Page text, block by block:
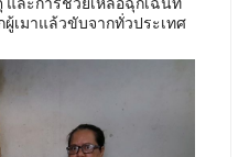
เมาแล้วขับจากทั่วประเทศ